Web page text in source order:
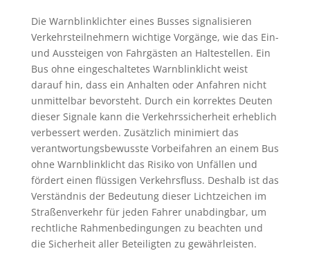
Die Warnblinklichter eines Busses signalisieren
Verkehrsteilnehmern wichtige Vorgänge, wie das Ein-
und Aussteigen von Fahrgästen an Haltestellen. Ein
Bus ohne eingeschaltetes Warnblinklicht weist
darauf hin, dass ein Anhalten oder Anfahren nicht
unmittelbar bevorsteht. Durch ein korrektes Deuten
dieser Signale kann die Verkehrssicherheit erheblich
verbessert werden. Zusätzlich minimiert das
verantwortungsbewusste Vorbeifahren an einem Bus
ohne Warnblinklicht das Risiko von Unfällen und
fördert einen flüssigen Verkehrsfluss. Deshalb ist das
Verständnis der Bedeutung dieser Lichtzeichen im
Straßenverkehr für jeden Fahrer unabdingbar, um
rechtliche Rahmenbedingungen zu beachten und
die Sicherheit aller Beteiligten zu gewährleisten.